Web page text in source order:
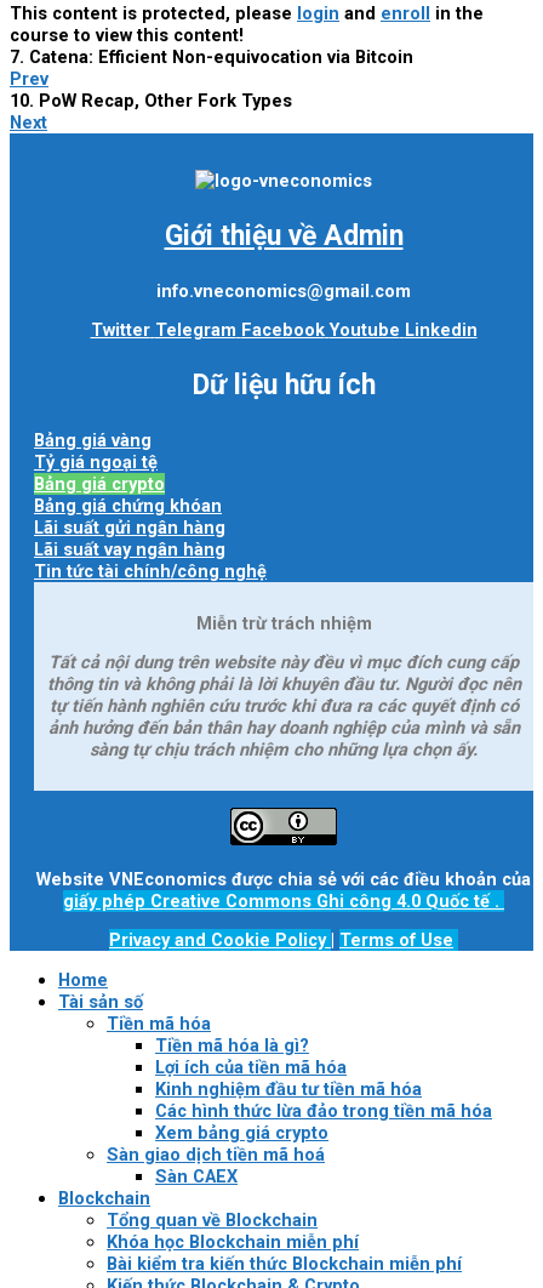
This content is protected, please login and enroll in the
course to view this content!
7. Catena: Efficient Non-equivocation via Bitcoin
Prev
10. PoW Recap, Other Fork Types
Next
Giới thiệu về Admin
info.vneconomics@gmail.com
Twitter Telegram Facebook Youtube Linkedin
Dữ liệu hữu ích
Bảng giá vàng
Tỷ giá ngoại tệ
Bảng giá crypto
Bảng giá chứng khóan
Lãi suất gửi ngân hàng
Lãi suất vay ngân hàng
Tin tức tài chính/công nghệ
Miễn trừ trách nhiệm
Tất cả nội dung trên website này đều vì mục đích cung cấp
thông tin và không phải là lời khuyên đầu tư. Người đọc nên
tự tiến hành nghiên cứu trước khi đưa ra các quyết định có
ảnh hưởng đến bản thân hay doanh nghiệp của mình và sẵn
sàng tự chịu trách nhiệm cho những lựa chọn ấy.
Website VNEconomics được chia sẻ với các điều khoản của
giấy phép Creative Commons Ghi công 4.0 Quốc tế .
Privacy and Cookie Policy
Terms of Use
Home
Tài sản số
Tiền mã hóa
Tiền mã hóa là gì?
Lợi ích của tiền mã hóa
Kinh nghiệm đầu tư tiền mã hóa
Các hình thức lừa đảo trong tiền mã hóa
Xem bảng giá crypto
Sàn giao dịch tiền mã hoá
Sàn CAEX
Blockchain
Tổng quan về Blockchain
Khóa học Blockchain miễn phí
Bài kiểm tra kiến thức Blockchain miễn phí